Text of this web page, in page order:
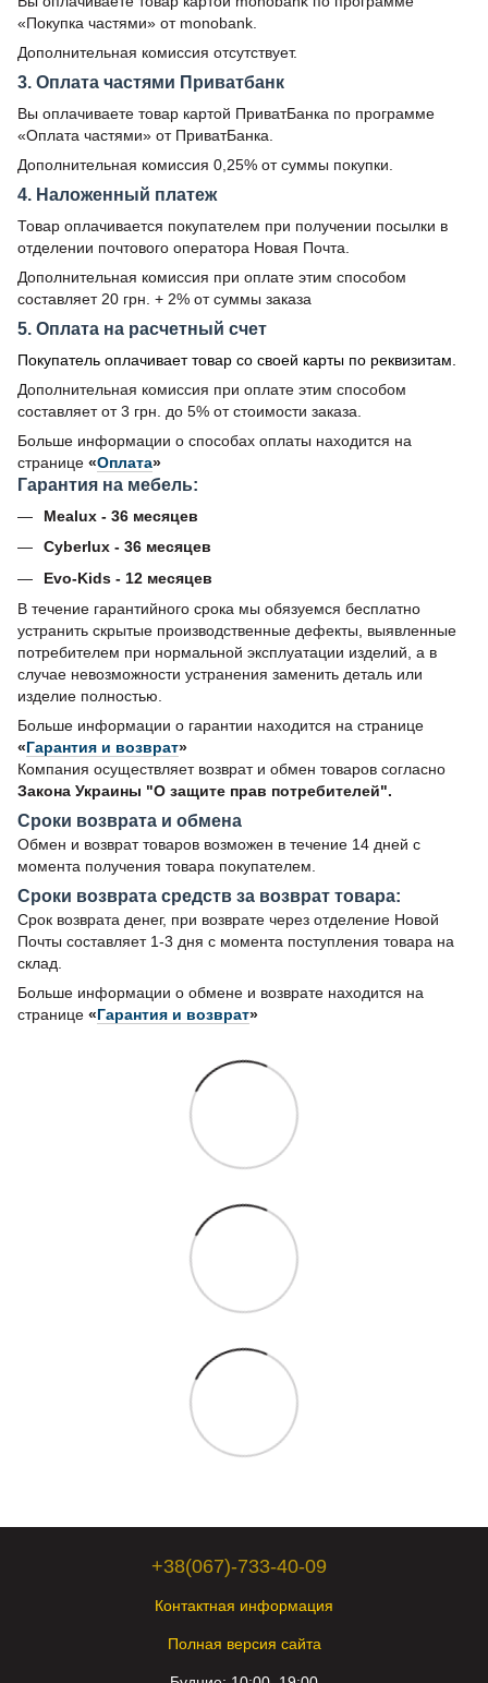
«Покупка частями» от monobank.
Дополнительная комиссия отсутствует.
3. Оплата частями Приватбанк
Вы оплачиваете товар картой ПриватБанка по программе
«Оплата частями» от ПриватБанка.
Дополнительная комиссия 0,25% от суммы покупки.
4. Наложенный платеж
Товар оплачивается покупателем при получении посылки в
отделении почтового оператора Новая Почта.
Дополнительная комиссия при оплате этим способом
составляет 20 грн. + 2% от суммы заказа
5. Оплата на расчетный счет
Покупатель оплачивает товар со своей карты по реквизитам.
Дополнительная комиссия при оплате этим способом
составляет от 3 грн. до 5% от стоимости заказа.
Больше информации о способах оплаты находится на
странице «Оплата»
Гарантия на мебель:
Mealux - 36 месяцев
Cyberlux - 36 месяцев
Evo-Kids - 12 месяцев
В течение гарантийного срока мы обязуемся бесплатно
устранить скрытые производственные дефекты, выявленные
потребителем при нормальной эксплуатации изделий, а в
случае невозможности устранения заменить деталь или
изделие полностью.
Больше информации о гарантии находится на странице
«Гарантия и возврат»
Компания осуществляет возврат и обмен товаров согласно
Закона Украины "О защите прав потребителей".
Сроки возврата и обмена
Обмен и возврат товаров возможен в течение 14 дней с
момента получения товара покупателем.
Сроки возврата средств за возврат товара:
Срок возврата денег, при возврате через отделение Новой
Почты составляет 1-3 дня с момента поступления товара на
склад.
Больше информации о обмене и возврате находится на
странице «Гарантия и возврат»
+38(067)-733-40-09
Контактная информация
Полная версия сайта